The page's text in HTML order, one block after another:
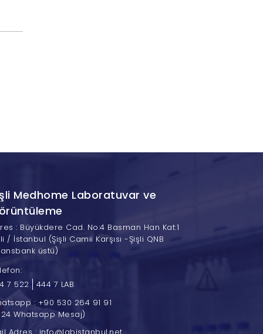
Medhome Laboratuvar ve
: Büyükdere Cad. No:4 Basman Han Kat:1
/ İstanbul (Şişli Camii Karşısı -Şişli QNB
üstü)
7 522
444 7 LAB
: +90 530 264 91 91
Whatsapp Mesaj)